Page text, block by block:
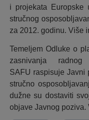
i projekata
stručnog
za 2012. godinu. Više
Temeljem Odluke o
zasnivanja
SAFU raspisuje Javni
stručno
dužne su dostaviti
objave Javnog poziva.